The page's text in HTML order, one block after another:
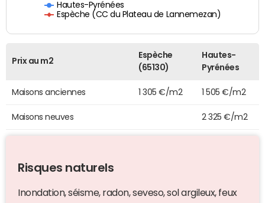
Hautes-Pyrénées
Espèche (CC du Plateau de Lannemezan)
Prix au m2
Espèche
(65130)
Hautes-
Pyrénées
Maisons anciennes 1 305 €/m2 1 505 €/m2
Maisons neuves 2 325 €/m2
Risques naturels
Inondation, séisme, radon, seveso, sol argileux, feux